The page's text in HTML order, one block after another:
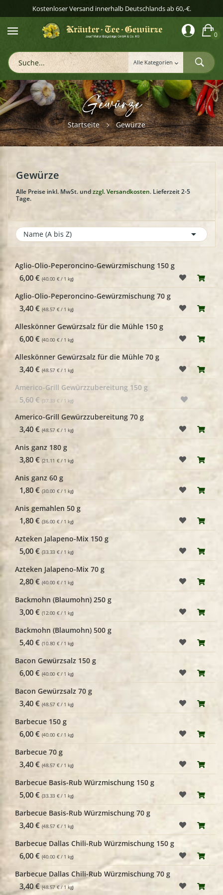
Kostenloser Versand innerhalb Deutschlands ab 60,-€.
0
Gewürze
Startseite Gewürze
Gewürze
Alle Preise inkl. MwSt. undzzgl. Versandkosten. Lieferzeit 2-5
Tage.
Name (A bis Z) 
Aglio-Olio-Peperoncino-Gewürzmischung 150 g
6,00 € (40.00 € / 1 kg)
Aglio-Olio-Peperoncino-Gewürzmischung 70 g
3,40 € (48.57 € / 1 kg)
Alleskönner Gewürzsalz für die Mühle 150 g
6,00 € (40.00 € / 1 kg)
Alleskönner Gewürzsalz für die Mühle 70 g
3,40 € (48.57 € / 1 kg)
Americo-Grill Gewürzzubereitung 150 g
5,60 € (37.33 € / 1 kg)
Americo-Grill Gewürzzubereitung 70 g
3,40 € (48.57 € / 1 kg)
Anis ganz 180 g
3,80 € (21.11 € / 1 kg)
Anis ganz 60 g
1,80 € (30.00 € / 1 kg)
Anis gemahlen 50 g
1,80 € (36.00 € / 1 kg)
Azteken Jalapeno-Mix 150 g
5,00 € (33.33 € / 1 kg)
Azteken Jalapeno-Mix 70 g
2,80 € (40.00 € / 1 kg)
Backmohn (Blaumohn) 250 g
3,00 € (12.00 € / 1 kg)
Backmohn (Blaumohn) 500 g
5,40 € (10.80 € / 1 kg)
Bacon Gewürzsalz 150 g
6,00 € (40.00 € / 1 kg)
Bacon Gewürzsalz 70 g
3,40 € (48.57 € / 1 kg)
Barbecue 150 g
6,00 € (40.00 € / 1 kg)
Barbecue 70 g
3,40 € (48.57 € / 1 kg)
Barbecue Basis-Rub Würzmischung 150 g
5,00 € (33.33 € / 1 kg)
Barbecue Basis-Rub Würzmischung 70 g
3,40 € (48.57 € / 1 kg)
Barbecue Dallas Chili-Rub Würzmischung 150 g
6,00 € (40.00 € / 1 kg)
Barbecue Dallas Chili-Rub Würzmischung 70 g
3,40 € (48.57 € / 1 kg)